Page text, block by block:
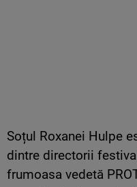
Soțul Roxanei Hulpe
dintre directorii
frumoasa vedetă